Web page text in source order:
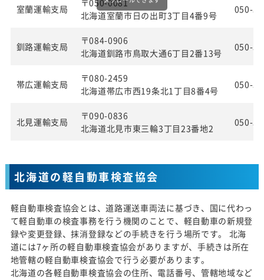
室蘭運輸支局
北海道室蘭市日の出町3丁目4番9号
050-
釧路運輸支局
〒084-0906
北海道釧路市鳥取大通6丁目2番13号
050-
帯広運輸支局
〒080-2459
北海道帯広市西19条北1丁目8番4号
050-
北見運輸支局
〒090-0836
北海道北見市東三輪3丁目23番地2
050-
北海道の軽自動車検査協会
軽自動車検査協会とは、道路運送車両法に基づき、国に代わっ
て軽自動車の検査事務を行う機関のことで、軽自動車の新規登
録や変更登録、抹消登録などの手続きを行う場所です。 北海
道には7ヶ所の軽自動車検査協会がありますが、手続きは所在
地管轄の軽自動車検査協会で行う必要があります。
北海道の各軽自動車検査協会の住所、電話番号、管轄地域など